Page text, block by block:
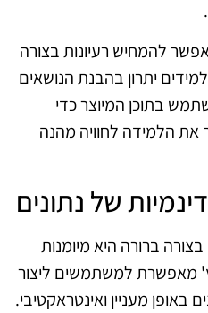
להמחיש רעיונות בצורה
יתרון בהבנת הנושאים
בתוכן המיוצר כדי
את הלמידה לחוויה מהנה
ברורה היא מיומנות
מאפשרת למשתמשים ליצור
באופן מעניין ואינטראקטיבי.